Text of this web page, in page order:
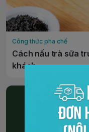
Công thức pha chế
Cách nấu trà sữa
khách